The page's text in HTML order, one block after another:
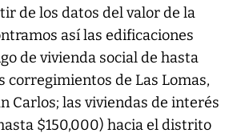
de los datos del valor de la
así las edificaciones
de vivienda social de hasta
corregimientos de Las Lomas,
Carlos; las viviendas de interés
$150,000) hacia el distrito